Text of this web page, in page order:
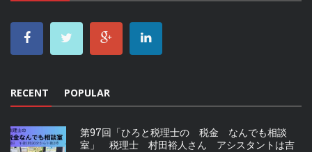
RECENT POPULAR
第97回「ひろと税理士の 税金 なんでも相談
室」 税理士 村田裕人さん アシスタントは吉